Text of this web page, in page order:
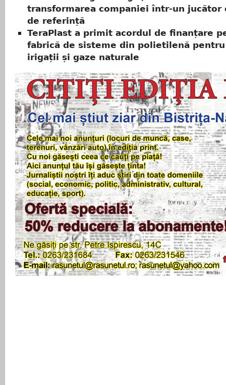
transformarea companiei într-un jucător
de referință
TeraPlast a primit acordul de finanțare
fabrică de sisteme din polietilenă pentru
irigații și gaze naturale